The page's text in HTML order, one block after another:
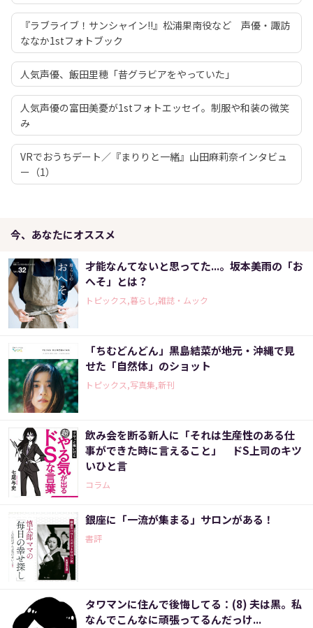
『ラブライブ！サンシャイン!!』松浦果南役など 声優・諏訪
ななか1stフォトブック
人気声優、飯田里穂「昔グラビアをやっていた」
人気声優の富田美憂が1stフォトエッセイ。制服や和装の微笑
み
VRでおうちデート／『まりりと一緒』山田麻莉奈インタビュ
ー（1）
今、あなたにオススメ
才能なんてないと思ってた...。坂本美雨の「お
へそ」とは？
トピックス,暮らし,雑誌・ムック
「ちむどんどん」黒島結菜が地元・沖縄で見
せた「自然体」のショット
トピックス,写真集,新刊
飲み会を断る新人に「それは生産性のある仕
事ができた時に言えること」 ドS上司のキツ
いひと言
コラム
銀座に「一流が集まる」サロンがある！
書評
タワマンに住んで後悔してる：(8) 夫は黒。私
なんでこんなに頑張ってるんだっけ...